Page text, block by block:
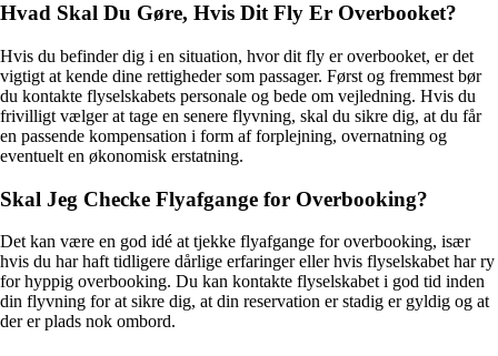
Hvad Skal Du Gøre, Hvis Dit Fly Er Overbooket?
Hvis du befinder dig i en situation, hvor dit fly er overbooket, er det
vigtigt at kende dine rettigheder som passager. Først og fremmest bør
du kontakte flyselskabets personale og bede om vejledning. Hvis du
frivilligt vælger at tage en senere flyvning, skal du sikre dig, at du får
en passende kompensation i form af forplejning, overnatning og
eventuelt en økonomisk erstatning.
Skal Jeg Checke Flyafgange for Overbooking?
Det kan være en god idé at tjekke flyafgange for overbooking, især
hvis du har haft tidligere dårlige erfaringer eller hvis flyselskabet har ry
for hyppig overbooking. Du kan kontakte flyselskabet i god tid inden
din flyvning for at sikre dig, at din reservation er stadig er gyldig og at
der er plads nok ombord.